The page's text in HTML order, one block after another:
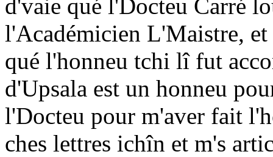
d'vaie qué l'Docteu Carré
l'Académicien L'Maistre,
qué l'honneu tchi lî fut
d'Upsala est un honneu
l'Docteu pour m'aver fait
ches lettres ichîn et m's